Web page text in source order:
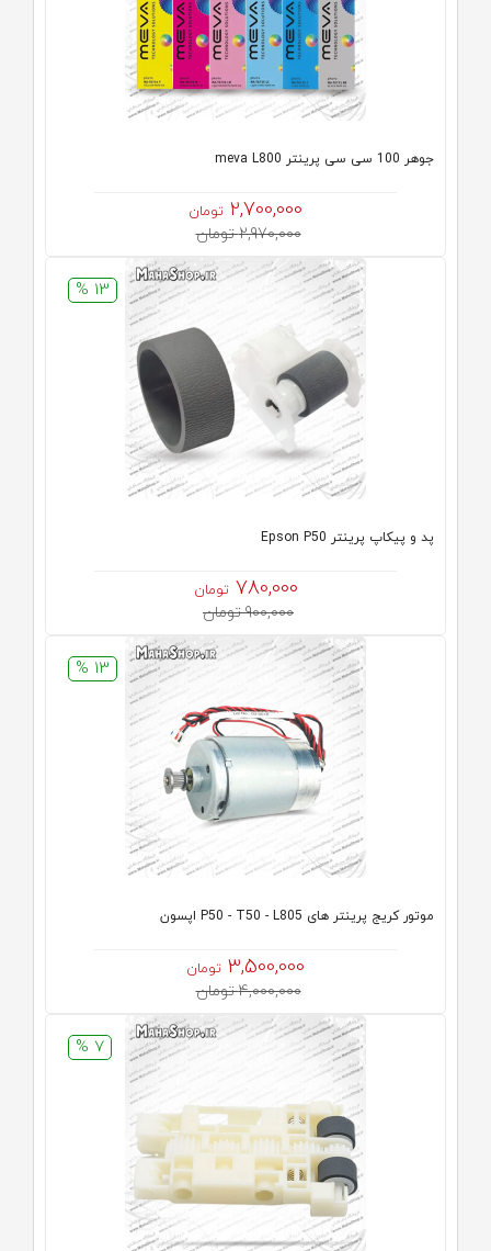
جوهر 100 سی سی پرینتر meva L800
2,700,000 تومان
2,970,000 تومان
13 %
پد و پیکاپ پرینتر Epson P50
780,000 تومان
900,000 تومان
13 %
موتور کریج پرینتر های P50 - T50 - L805 اپسون
3,500,000 تومان
4,000,000 تومان
7 %